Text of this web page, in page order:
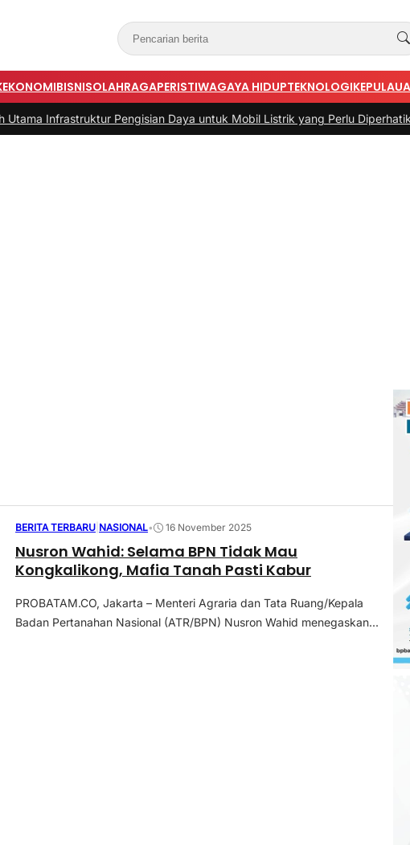
EKONOMIBISNISOLAHRAGAPERISTIWAGAYA HIDUPTEKNOLOGI
Pengisian Daya untuk Mobil Listrik yang Perlu Diperhatikan|#3 -
BERITA TERBARU NASIONAL• 16 November 2025
Nusron Wahid: Selama BPN Tidak Mau
Kongkalikong, Mafia Tanah Pasti Kabur
PROBATAM.CO, Jakarta – Menteri Agraria dan Tata Ruang/Kepala
Badan Pertanahan Nasional (ATR/BPN) Nusron Wahid menegaskan...